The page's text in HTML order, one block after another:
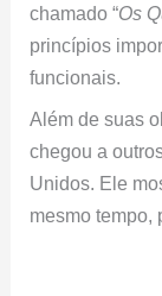
chamado “Os
princípios
funcionais.
Além de suas
chegou a
Unidos. Ele
mesmo tempo,